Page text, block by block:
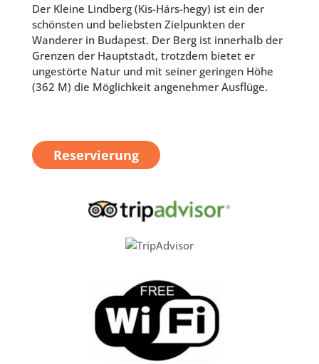
Der Kleine Lindberg (Kis-Hárs-hegy) ist ein der
schönsten und beliebsten Zielpunkten der
Wanderer in Budapest. Der Berg ist innerhalb der
Grenzen der Hauptstadt, trotzdem bietet er
ungestörte Natur und mit seiner geringen Höhe
(362 M) die Möglichkeit angenehmer Ausflüge.
Reservierung